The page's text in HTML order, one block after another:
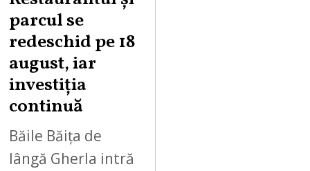
S
9
parcul se
redeschid pe 18
august, iar
investiția
continuă
Băile Băița de
lângă Gherla intră